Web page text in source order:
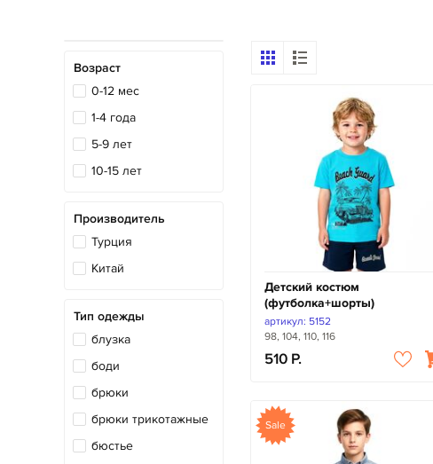
Возраст
0-12 мес
1-4 года
5-9 лет
10-15 лет
Производитель
Турция
Китай
Тип одежды
блузка
боди
брюки
брюки трикотажные
бюстье
Детский костюм
(футболка+шорты)
артикул: 5152
98, 104, 110, 116
510
Sale